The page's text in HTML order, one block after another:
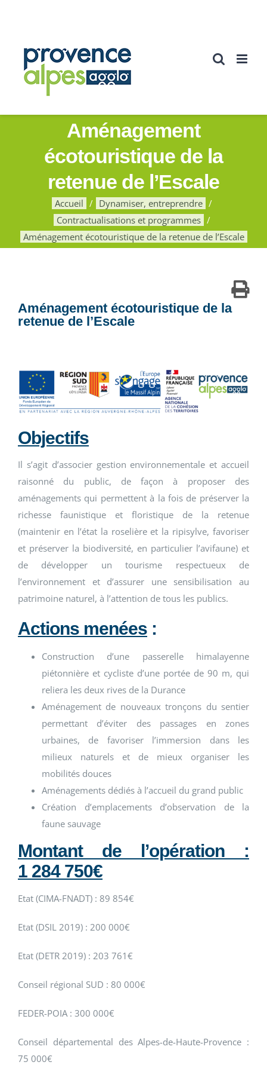
Aménagement
écotouristique de la
retenue de l’Escale
Accueil
Dynamiser, entreprendre
Contractualisations et programmes
Aménagement écotouristique de la retenue de l’Escale
Aménagement écotouristique de la
retenue de l’Escale
Objectifs
Il s’agit d’associer gestion environnementale et accueil
raisonné du public, de façon à proposer des
aménagements qui permettent à la fois de préserver la
richesse faunistique et floristique de la retenue
(maintenir en l’état la roselière et la ripisylve, favoriser
et préserver la biodiversité, en particulier l’avifaune) et
de développer un tourisme respectueux de
l’environnement et d’assurer une sensibilisation au
patrimoine naturel, à l’attention de tous les publics.
Actions menées :
Construction d’une passerelle himalayenne
piétonnière et cycliste d’une portée de 90 m, qui
reliera les deux rives de la Durance
Aménagement de nouveaux tronçons du sentier
permettant d’éviter des passages en zones
urbaines, de favoriser l’immersion dans les
milieux naturels et de mieux organiser les
mobilités douces
Aménagements dédiés à l’accueil du grand public
Création d’emplacements d’observation de la
faune sauvage
Montant de l’opération :
1 284 750€
Etat (CIMA-FNADT) : 89 854€
Etat (DSIL 2019) : 200 000€
Etat (DETR 2019) : 203 761€
Conseil régional SUD : 80 000€
FEDER-POIA : 300 000€
Conseil départemental des Alpes-de-Haute-Provence :
75 000€